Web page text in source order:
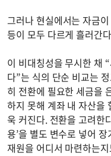
그러나 현실에서는 자금
등이 모두 다르게 흘러간
이 비대칭성을 무시한 채
다”는 식의 단순 비교는
히 전환에 필요한 세금을
하지 못해 계좌 내 자산을
욱 커진다. 전환을 고려한
용’을 별도 변수로 넣어
재원을 어디서 마련하는